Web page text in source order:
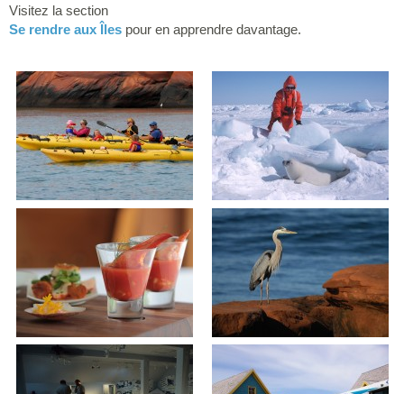
Visitez la section
Se rendre aux Îles pour en apprendre davantage.